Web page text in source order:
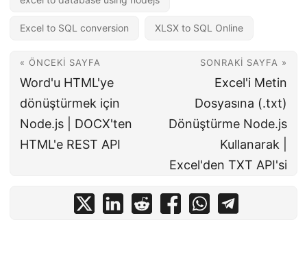
Excel to SQL conversion XLSX to SQL Online
« ÖNCEKI SAYFA
Word'u HTML'ye
dönüştürmek için
Node.js | DOCX'ten
HTML'e REST API
SONRAKI SAYFA »
Excel'i Metin
Dosyasına (.txt)
Dönüştürme Node.js
Kullanarak |
Excel'den TXT API'si